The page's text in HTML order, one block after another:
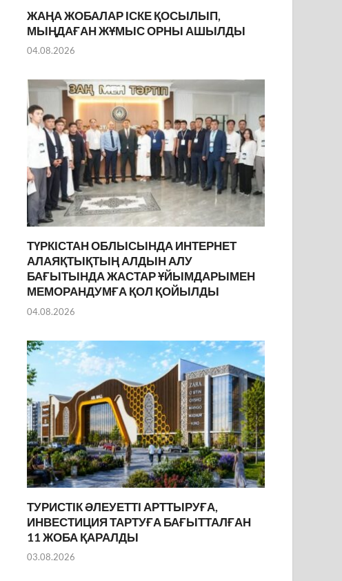
ЖАҢА ЖОБАЛАР ІСКЕ ҚОСЫЛЫП,
МЫҢДАҒАН ЖҰМЫС ОРНЫ АШЫЛДЫ
04.08.2026
ТҮРКІСТАН ОБЛЫСЫНДА ИНТЕРНЕТ
АЛАЯҚТЫҚТЫҢ АЛДЫН АЛУ
БАҒЫТЫНДА ЖАСТАР ҰЙЫМДАРЫМЕН
МЕМОРАНДУМҒА ҚОЛ ҚОЙЫЛДЫ
04.08.2026
ТУРИСТІК ӘЛЕУЕТТІ АРТТЫРУҒА,
ИНВЕСТИЦИЯ ТАРТУҒА БАҒЫТТАЛҒАН
11 ЖОБА ҚАРАЛДЫ
03.08.2026